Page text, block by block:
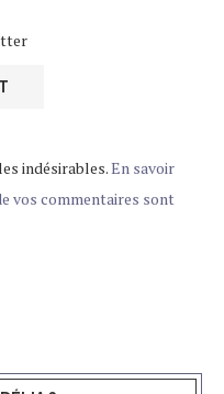
indésirables.En savoir
vos commentaires sont